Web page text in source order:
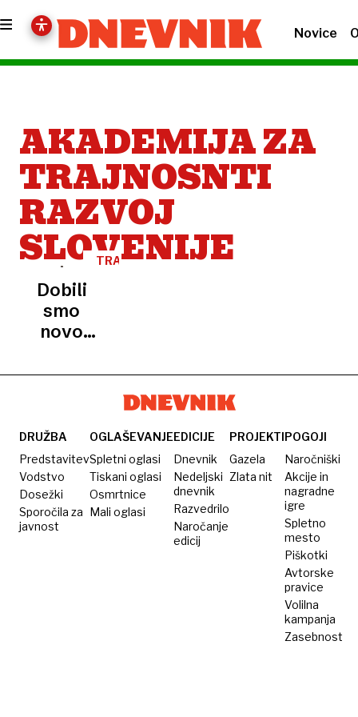
Novice
AKADEMIJA ZA
TRAJNOSNTI
RAZVOJ
SLOVENIJE
TRAJNOSTNI
Dobili
smo
novo
znanstveno
DRUŽBA
Predstavitev
Vodstvo
Dosežki
Sporočila za
javnost
OGLAŠEVANJE
Spletni oglasi
Tiskani oglasi
Osmrtnice
Mali oglasi
EDICIJE
Dnevnik
Nedeljski
dnevnik
Razvedrilo
Naročanje
edicij
PROJEKTI
Gazela
Zlata nit
POGOJI
Naročniški
Akcije in
nagradne
igre
Spletno
mesto
Piškotki
Avtorske
pravice
Volilna
kampanja
Zasebnost